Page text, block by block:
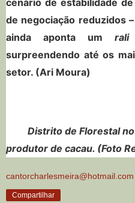
de negociação reduzidos
ainda aponta um rali
surpreendendo até os
setor. (Ari Moura)
Distrito de Florestal no
produtor de cacau. (Foto
cantorcharlesmeira@hotmail.com
Compartilhar